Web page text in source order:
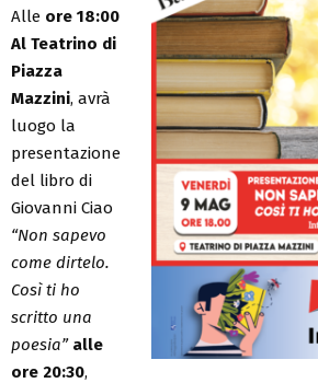
Alle ore 18:00
Al Teatrino di
Piazza
Mazzini, avrà
luogo la
presentazione
del libro di
Giovanni Ciao
“Non sapevo
come dirtelo.
Così ti ho
scritto una
poesia” alle
ore 20:30,